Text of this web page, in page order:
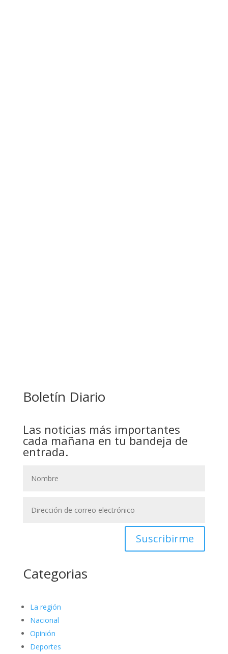
Boletín Diario
Las noticias más importantes
cada mañana en tu bandeja de
entrada.
Suscribirme
Categorias
La región
Nacional
Opinión
Deportes